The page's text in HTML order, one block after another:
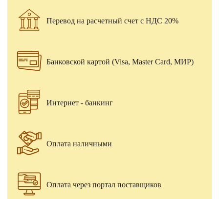
Перевод на расчетный счет с НДС 20%
Банковской картой (Visa, Master Card, МИР)
Интернет - банкинг
Оплата наличными
Оплата через портал поставщиков